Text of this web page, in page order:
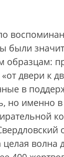
двери к
в
но именно
волна